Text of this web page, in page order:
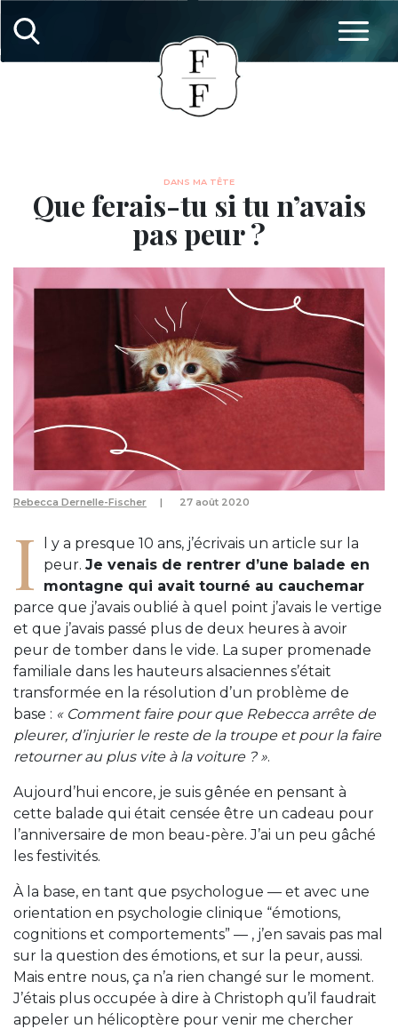
DANS MA TÊTE
Que ferais-tu si tu n’avais
pas peur ?
Rebecca Dernelle-Fischer 27 août 2020
I
l y a presque 10 ans, j’écrivais un article sur la
peur. Je venais de rentrer d’une balade en
montagne qui avait tourné au cauchemar
parce que j’avais oublié à quel point j’avais le vertige
et que j’avais passé plus de deux heures à avoir
peur de tomber dans le vide. La super promenade
familiale dans les hauteurs alsaciennes s’était
transformée en la résolution d’un problème de
base : « Comment faire pour que Rebecca arrête de
pleurer, d’injurier le reste de la troupe et pour la faire
retourner au plus vite à la voiture ? ».
Aujourd’hui encore, je suis gênée en pensant à
cette balade qui était censée être un cadeau pour
l’anniversaire de mon beau-père. J’ai un peu gâché
les festivités.
À la base, en tant que psychologue — et avec une
orientation en psychologie clinique “émotions,
cognitions et comportements” — , j’en savais pas mal
sur la question des émotions, et sur la peur, aussi.
Mais entre nous, ça n’a rien changé sur le moment.
J’étais plus occupée à dire à Christoph qu’il faudrait
appeler un hélicoptère pour venir me chercher